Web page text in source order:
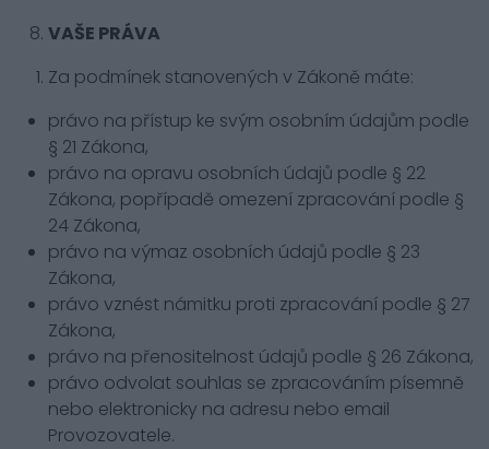
VAŠE PRÁVA
Za podmínek stanovených v Zákoně máte:
právo na přístup ke svým osobním údajům podle
§ 21 Zákona,
právo na opravu osobních údajů podle § 22
Zákona, popřípadě omezení zpracování podle §
24 Zákona,
právo na výmaz osobních údajů podle § 23
Zákona,
právo vznést námitku proti zpracování podle § 27
Zákona,
právo na přenositelnost údajů podle § 26 Zákona,
právo odvolat souhlas se zpracováním písemně
nebo elektronicky na adresu nebo email
Provozovatele.